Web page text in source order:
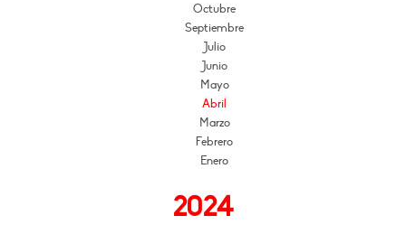
Octubre
Septiembre
Julio
Junio
Mayo
Abril
Marzo
Febrero
Enero
2024